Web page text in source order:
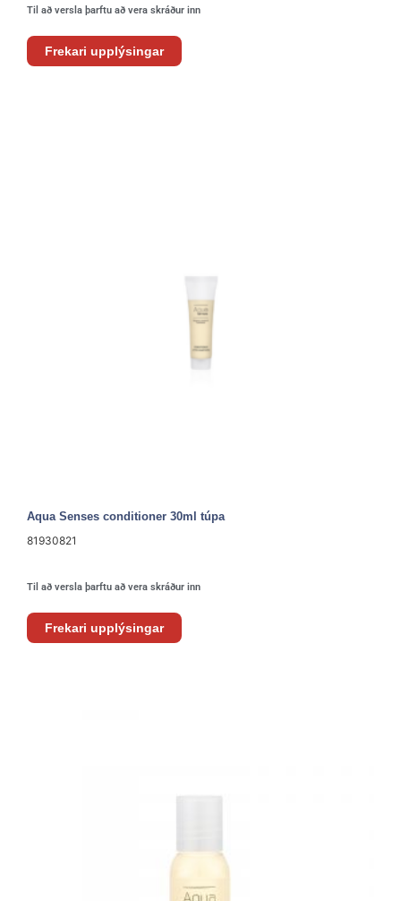
Til að versla þarftu að vera skráður inn
Frekari upplýsingar
Aqua Senses conditioner 30ml túpa
81930821
Til að versla þarftu að vera skráður inn
Frekari upplýsingar